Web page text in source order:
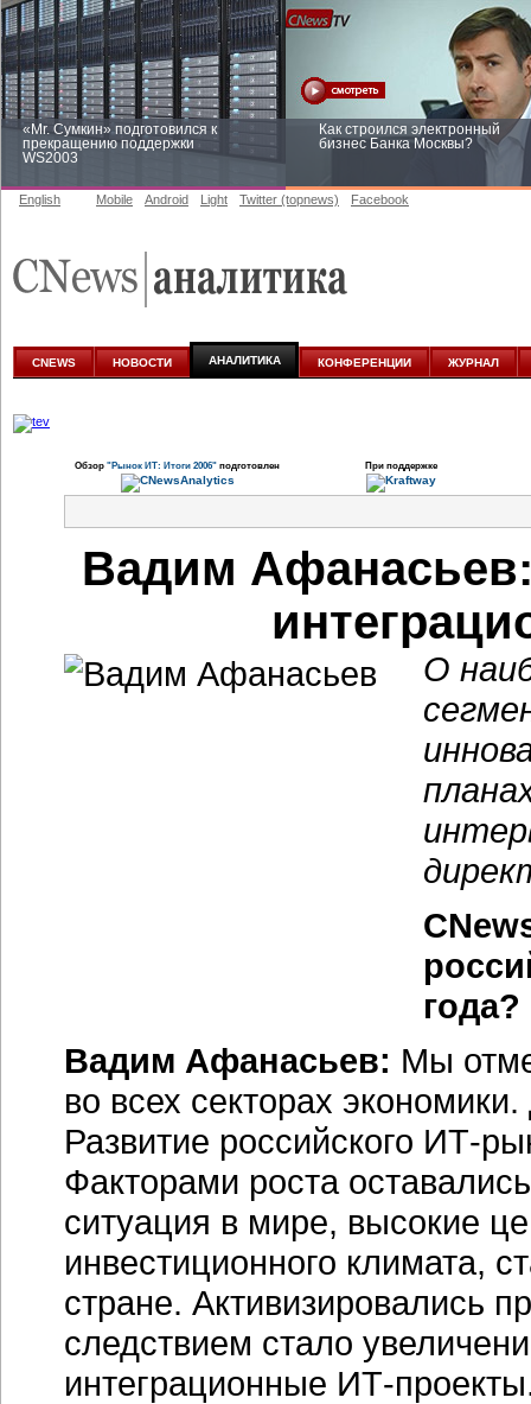
«Mr. Сумкин» подготовился к
прекращению поддержки
WS2003
Как строился электронный
бизнес Банка Москвы?
аналитике
English Mobile Android Light Twitter (topnews) Facebook
CNEWS НОВОСТИ АНАЛИТИКА КОНФЕРЕНЦИИ ЖУРНАЛ
Обзор "Рынок ИТ: Итоги 2006" подготовлен При поддержке
Вадим Афанасьев:
О
года?
Вадим Афанасьев: Мы
во всех секторах
Развитие российского ИТ-
Факторами роста
ситуация в мире, высокие
инвестиционного климата,
стране. Активизировались
следствием стало
интеграционные ИТ-